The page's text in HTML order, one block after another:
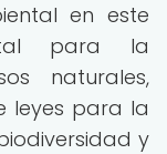
en este
para la
naturales,
leyes para la
y